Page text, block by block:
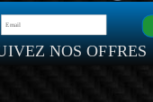
NOS OFFRES